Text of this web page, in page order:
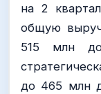
на 2
общую
515 млн
до 465 млн